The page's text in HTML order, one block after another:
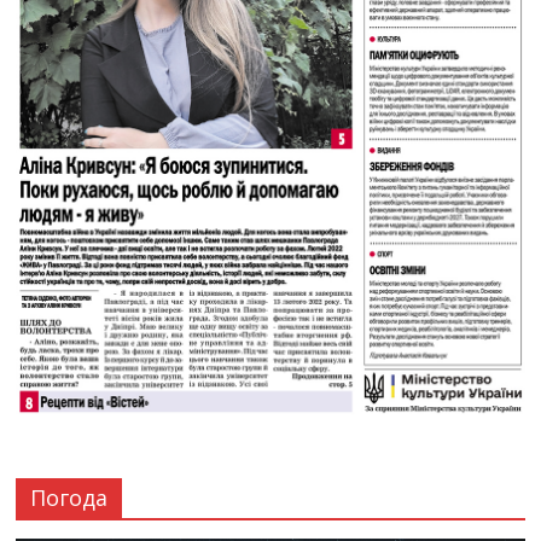
Погода